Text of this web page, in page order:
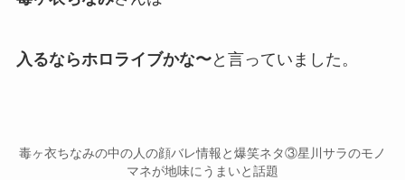
入るならホロライブかな〜と言っていました。
毒ヶ衣ちなみの中の人の顔バレ情報と爆笑ネタ③星川サラのモノ
マネが地味にうまいと話題